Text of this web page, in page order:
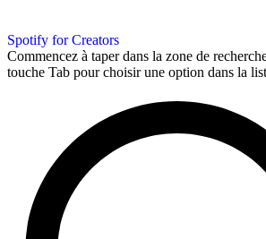
Spotify for Creators
Commencez à taper dans la zone de
touche Tab pour choisir une option dans la